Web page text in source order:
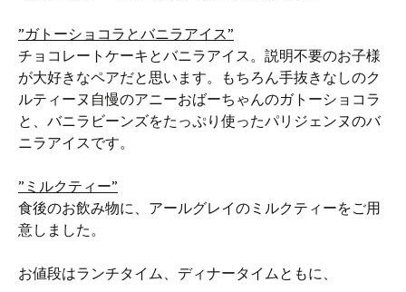
”ガトーショコラとバニラアイス”
チョコレートケーキとバニラアイス。説明不要のお子様
が大好きなペアだと思います。もちろん手抜きなしのク
ルティーヌ自慢のアニーおばーちゃんのガトーショコラ
と、バニラビーンズをたっぷり使ったパリジェンヌのバ
ニラアイスです。
”ミルクティー”
食後のお飲み物に、アールグレイのミルクティーをご用
意しました。
お値段はランチタイム、ディナータイムともに、